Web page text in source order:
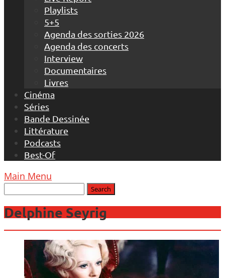
Playlists
5+5
Agenda des sorties 2026
Agenda des concerts
Interview
Documentaires
Livres
Cinéma
Séries
Bande Dessinée
Littérature
Podcasts
Best-Of
Main Menu
Delphine Seyrig